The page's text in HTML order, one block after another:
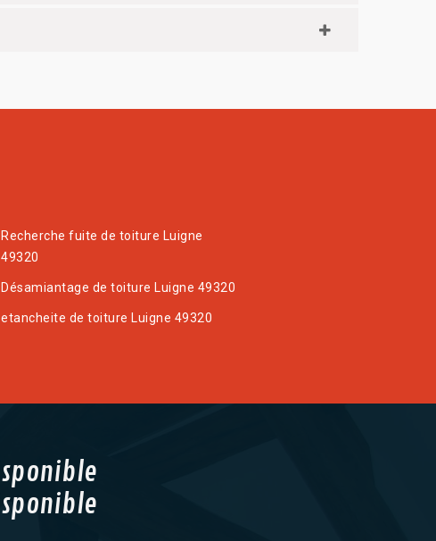
Recherche fuite de toiture Luigne
49320
Désamiantage de toiture Luigne 49320
etancheite de toiture Luigne 49320